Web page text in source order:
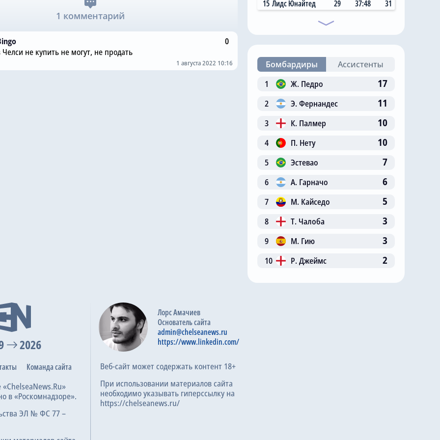
1 комментарий
0
Челси не купить не могут, не продать
1 августа 2022 10:16
15 Лидс Юнайтед 29 37:48 31
Бомбардиры
Ассистенты
1
Ж. Педро 17
2 Э. Фернандес 11
3 К. Палмер 10
4 П. Нету 10
5 Эстевао 7
6 А. Гарначо 6
7 М. Кайседо 5
8 Т. Чалоба 3
9 М. Гию 3
10 Р. Джеймс 2
2026
Команда сайта
в «Роскомнадзоре».
ЭЛ № ФС 77 –
Лорс Амачиев
Основатель сайта
admin@chelseanews.ru
https://www.linkedin.com/
Веб-сайт может содержать контент 18+
При использовании материалов сайта
необходимо указывать гиперссылку на
https://chelseanews.ru/